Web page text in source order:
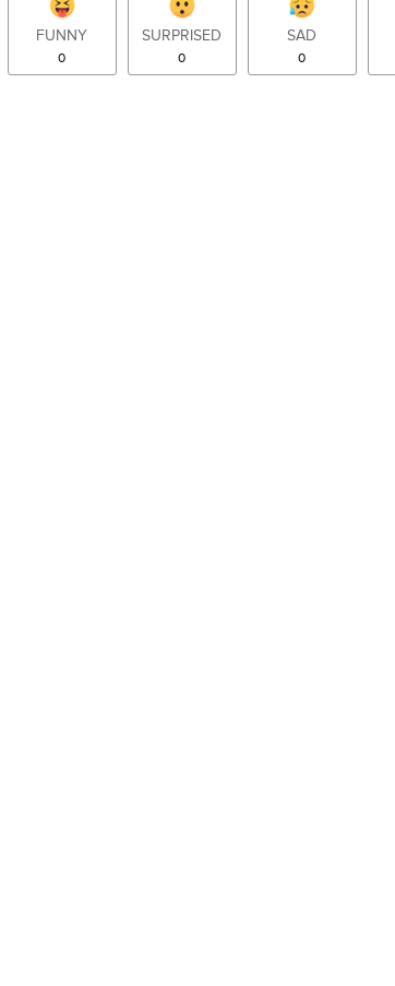
FUNNY
0
SURPRISED
0
SAD
0